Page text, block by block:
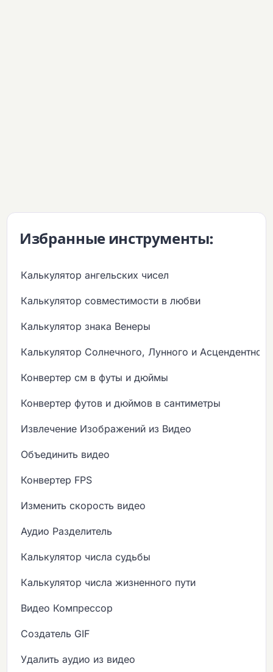
Избранные инструменты:
Калькулятор ангельских чисел
Калькулятор совместимости в любви
Калькулятор знака Венеры
Калькулятор Солнечного, Лунного и
Конвертер см в футы и дюймы
Конвертер футов и дюймов в сантиметры
Извлечение Изображений из Видео
Объединить видео
Конвертер FPS
Изменить скорость видео
Аудио Разделитель
Калькулятор числа судьбы
Калькулятор числа жизненного пути
Видео Компрессор
Создатель GIF
Удалить аудио из видео